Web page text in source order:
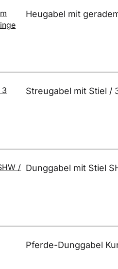
Heugabel mit
Streugabel mit Stiel /
Dunggabel mit Stiel
Pferde-Dunggabel